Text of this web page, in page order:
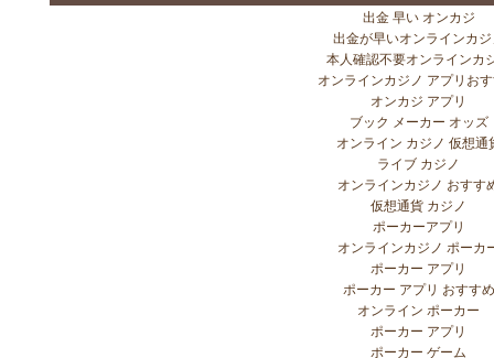
出金 早い オンカジ
出金が早いオンラインカ
本人確認不要オンラインカ
オンラインカジノ アプリお
オンカジ アプリ
ブック メーカー オッズ
オンライン カジノ 仮想通
ライブ カジノ
オンラインカジノ おすす
仮想通貨 カジノ
ポーカーアプリ
オンラインカジノ ポーカ
ポーカー アプリ
ポーカー アプリ おすすめ
オンライン ポーカー
ポーカー アプリ
ポーカー ゲーム